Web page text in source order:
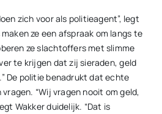
zich voor als politieagent”, legt
ze een afspraak om langs te
ze slachtoffers met slimme
te krijgen dat zij sieraden, geld
De politie benadrukt dat echte
“Wij vragen nooit om geld,
Wakker duidelijk. “Dat is